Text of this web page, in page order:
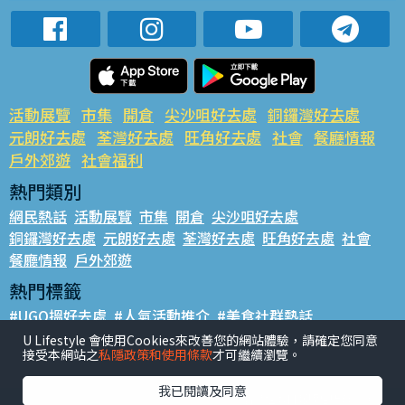
活動展覽 市集 開倉 尖沙咀好去處 銅鑼灣好去處
元朗好去處 荃灣好去處 旺角好去處 社會 餐廳情報
戶外郊遊 社會福利
熱門類別
網民熱話 活動展覽 市集 開倉 尖沙咀好去處
銅鑼灣好去處 元朗好去處 荃灣好去處 旺角好去處 社會
餐廳情報 戶外郊遊
熱門標籤
#UGO搵好去處 #人氣活動推介 #美食社群熱話
#親子玩樂好去處 #ULifestyle應用程式 #限時搶
#UJetso禮物放送 #ULifestyle商戶中心 #著數
香港經濟日報版權所有©2026
U Lifestyle 會使用Cookies來改善您的網站體驗，請確定您同意
接受本網站之私隱政策和使用條款才可繼續瀏覽。
我已閱讀及同意